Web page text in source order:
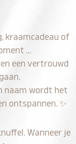
kraamcadeau of
…
een vertrouwd
naam wordt het
ontspannen. ✨
Wanneer je